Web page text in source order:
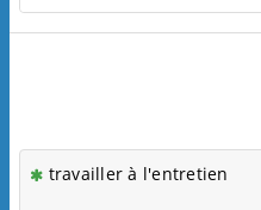
travailler à l'entretien